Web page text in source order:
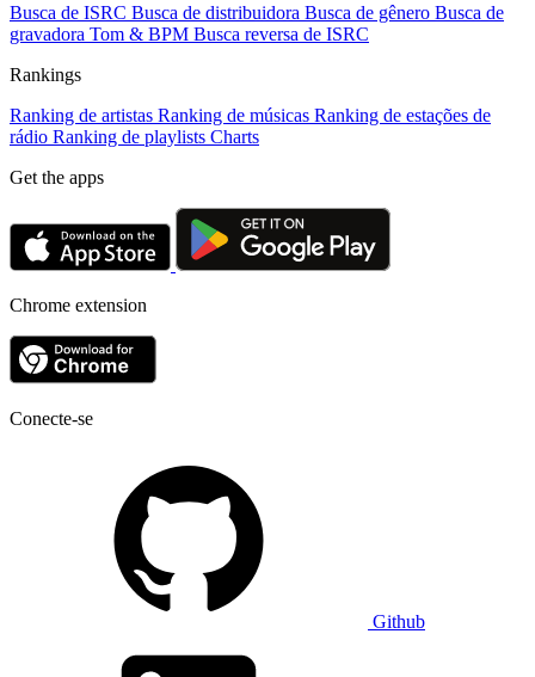
Busca de ISRC Busca de distribuidora Busca de gênero Busca de
gravadora Tom & BPM Busca reversa de ISRC
Rankings
Ranking de artistas Ranking de músicas Ranking de estações de
rádio Ranking de playlists Charts
Get the apps
Chrome extension
Conecte-se
Github